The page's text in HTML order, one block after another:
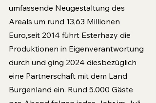
umfassende Neugestaltung des
Areals um rund 13,63 Millionen
Euro,seit 2014 führt Esterhazy die
Produktionen in Eigenverantwortung
durch und ging 2024 diesbezüglich
eine Partnerschaft mit dem Land
Burgenland ein. Rund 5.000 Gäste